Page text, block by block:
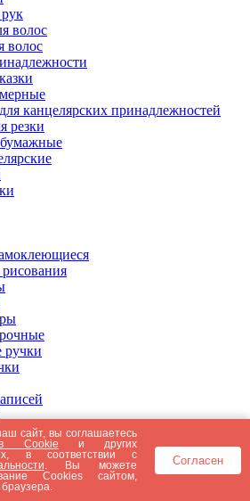
волос
волос
канцелярских принадлежностей
резки
рублей
рублей
рублей
рублей
рублей
сайт, вы соглашаетесь
Cookie и других
в соответствии с
. Вы можете
Cookies сайтом,
Согласен